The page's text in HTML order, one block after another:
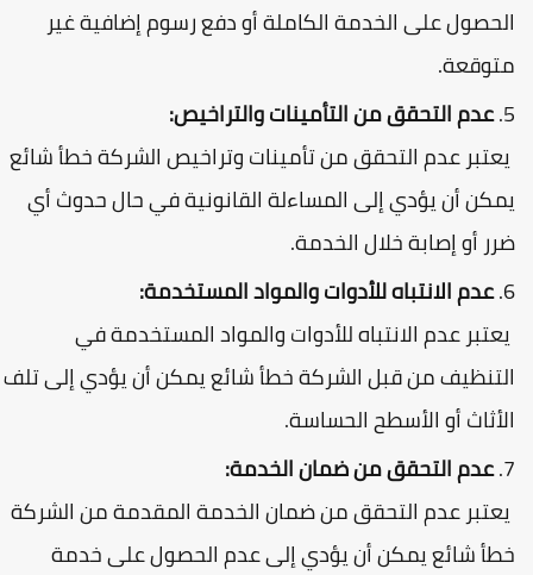
على الخدمة الكاملة أو دفع رسوم إضافية غير
عدم التحقق من التأمينات والتراخيص:
عدم التحقق من تأمينات وتراخيص الشركة خطأ شائع
أن يؤدي إلى المساءلة القانونية في حال حدوث أي
أو إصابة خلال الخدمة.
عدم الانتباه للأدوات والمواد المستخدمة:
عدم الانتباه للأدوات والمواد المستخدمة في
من قبل الشركة خطأ شائع يمكن أن يؤدي إلى تلف
أو الأسطح الحساسة.
عدم التحقق من ضمان الخدمة:
عدم التحقق من ضمان الخدمة المقدمة من الشركة
شائع يمكن أن يؤدي إلى عدم الحصول على خدمة